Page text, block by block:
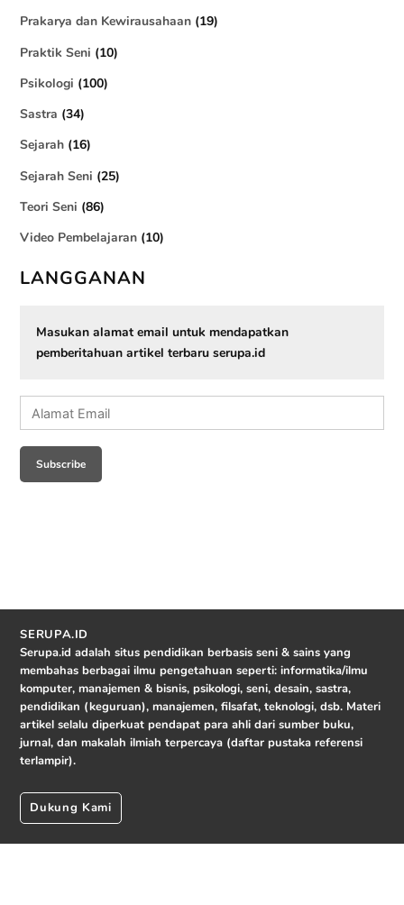
Prakarya dan Kewirausahaan (19)
Praktik Seni (10)
Psikologi (100)
Sastra (34)
Sejarah (16)
Sejarah Seni (25)
Teori Seni (86)
Video Pembelajaran (10)
LANGGANAN
Masukan alamat email untuk mendapatkan
pemberitahuan artikel terbaru serupa.id
Alamat
Email
Subscribe
SERUPA.ID
Serupa.id adalah situs pendidikan berbasis seni & sains yang
membahas berbagai ilmu pengetahuan seperti: informatika/ilmu
komputer, manajemen & bisnis, psikologi, seni, desain, sastra,
pendidikan (keguruan), manajemen, filsafat, teknologi, dsb. Materi
artikel selalu diperkuat pendapat para ahli dari sumber buku,
jurnal, dan makalah ilmiah terpercaya (daftar pustaka referensi
terlampir).
Dukung Kami